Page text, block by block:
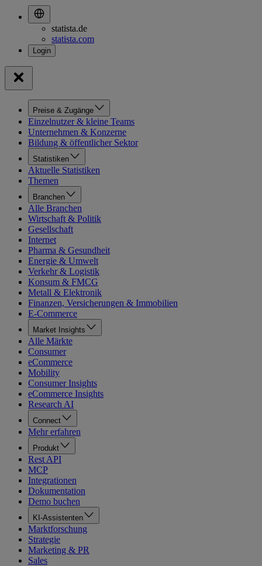
statista.de
statista.com
Preise & Zugänge
Einzelnutzer & kleine Teams
Unternehmen & Konzerne
Bildung & öffentlicher Sektor
Statistiken
Aktuelle Statistiken
Themen
Branchen
Alle Branchen
Wirtschaft & Politik
Gesellschaft
Internet
Pharma & Gesundheit
Energie & Umwelt
Verkehr & Logistik
Konsum & FMCG
Metall & Elektronik
Finanzen, Versicherungen & Immobilien
E-Commerce
Market Insights
Alle Märkte
Consumer
eCommerce
Mobility
Consumer Insights
eCommerce Insights
Research AI
Connect
Mehr erfahren
Produkt
Rest API
MCP
Integrationen
Dokumentation
Demo buchen
KI-Assistenten
Marktforschung
Strategie
Marketing & PR
Sales